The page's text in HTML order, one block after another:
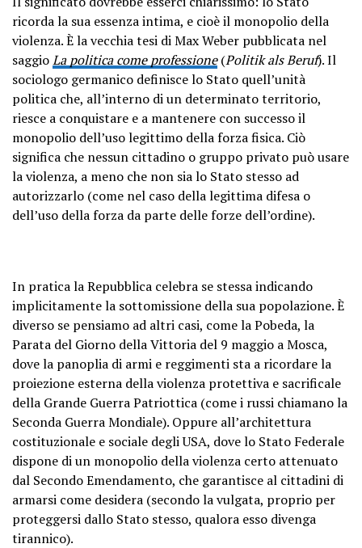
ricorda la sua essenza intima, e cioè il monopolio della
violenza. È la vecchia tesi di Max Weber pubblicata nel
saggioLa politica come professione(Politik als Beruf). Il
sociologo germanico definisce lo Stato quell’unità
politica che, all’interno di un determinato territorio,
riesce a conquistare e a mantenere con successo il
monopolio dell’uso legittimo della forza fisica. Ciò
significa che nessun cittadino o gruppo privato può usare
la violenza, a meno che non sia lo Stato stesso ad
autorizzarlo (come nel caso della legittima difesa o
dell’uso della forza da parte delle forze dell’ordine).
In pratica la Repubblica celebra se stessa indicando
implicitamente la sottomissione della sua popolazione. È
diverso se pensiamo ad altri casi, come la Pobeda, la
Parata del Giorno della Vittoria del 9 maggio a Mosca,
dove la panoplia di armi e reggimenti sta a ricordare la
proiezione esterna della violenza protettiva e sacrificale
della Grande Guerra Patriottica (come i russi chiamano la
Seconda Guerra Mondiale). Oppure all’architettura
costituzionale e sociale degli USA, dove lo Stato Federale
dispone di un monopolio della violenza certo attenuato
dal Secondo Emendamento, che garantisce al cittadini di
armarsi come desidera (secondo la vulgata, proprio per
proteggersi dallo Stato stesso, qualora esso divenga
tirannico).